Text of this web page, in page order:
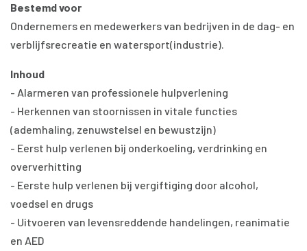
Bestemd voor
Ondernemers en medewerkers van bedrijven in de dag- en
verblijfsrecreatie en watersport(industrie).
Inhoud
- Alarmeren van professionele hulpverlening
- Herkennen van stoornissen in vitale functies
(ademhaling, zenuwstelsel en bewustzijn)
- Eerst hulp verlenen bij onderkoeling, verdrinking en
oververhitting
- Eerste hulp verlenen bij vergiftiging door alcohol,
voedsel en drugs
- Uitvoeren van levensreddende handelingen, reanimatie
en AED